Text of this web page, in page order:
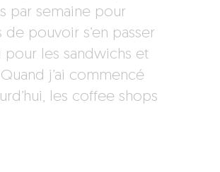
par semaine pour
de pouvoir s’en passer
pour les sandwichs et
j’ai commencé
les coffee shops